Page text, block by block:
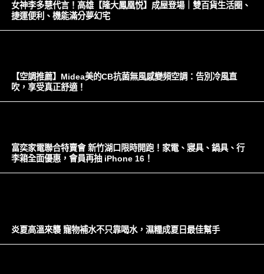
女神李多慧代言！高雄【隆大鳳凰悦】成屋登場｜雙百貨生活圈、
捷運便利、機能滿分夢幻宅
【空調推薦】Midea美的CB抗菌無風感變頻空調：告別冷風直
吹，享受真正舒適！
富奕家電聯合特賣會 新竹湖口限時開跑！家電、寢具、鍋具、行
李箱全面優惠，會員再抽 iPhone 16！
炎夏高溫來襲 寵物補水不只靠喝水，濕糧成夏日最佳幫手